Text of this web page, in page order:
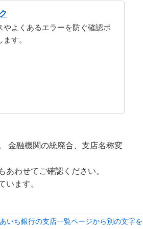
やよくあるエラーを防ぐ確認ポ
す。
金融機関の統廃合、支店名称変
わせてご確認ください。
います。
いち銀行の支店一覧ページから別の文字